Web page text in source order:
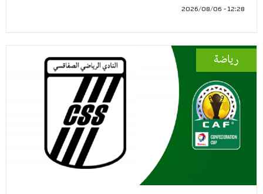
12:28 - 2026/08/06
رياضة